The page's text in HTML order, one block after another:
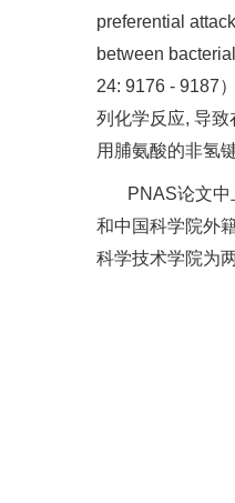
preferential
between
24: 9176 - 9187
列化学反应, 导
用脯氨酸的非氢
PNAS论文
和中国科学院外
科学技术学院为